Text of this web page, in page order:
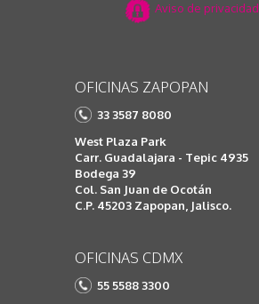
Aviso de privacidad
OFICINAS ZAPOPAN
33 3587 8080
West Plaza Park
Carr. Guadalajara - Tepic 4935
Bodega 39
Col. San Juan de Ocotán
C.P. 45203 Zapopan, Jalisco.
OFICINAS CDMX
55 5588 3300